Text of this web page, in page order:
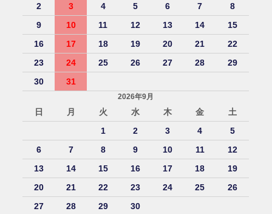
2
3 4 5 6 7
8
9
10 11 12 13 14
15
16
17 18 19 20 21
22
23
24 25 26 27 28
29
30
31
2026年9月
日 月 火 水 木 金
土
1
2 3 4
5
6
7 8 9 10 11
12
13
14 15 16 17 18
19
20
21 22 23 24 25
26
27
28 29 30